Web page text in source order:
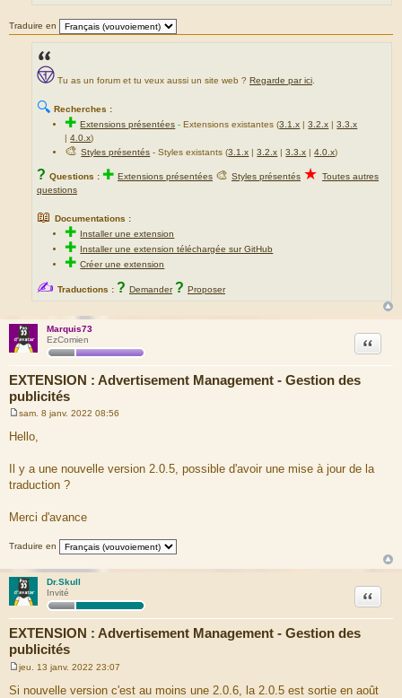
Traduire en
Tu as un forum et tu veux aussi un site web ? Regarde par ici
🔍 Recherches :
✚Extensions présentées -Extensions existantes (3.1.x |3.2.x |3.3.x
|4.0.x)
🎨Styles présentés - Styles existants (3.1.x |3.2.x |3.3.x |4.0.x)
? Questions : ✚ Extensions présentées 🎨 Styles présentés ★ Toutes autres
questions
📖 Documentations :
✚ Installer une extension
✚ Installer une extension téléchargée sur GitHub
✚Créer une extension
✍ Traductions : ? Demander ? Proposer
Marquis73
EzComien
EXTENSION : Advertisement Management - Gestion des
publicités
Citation
e
s
g
e
sam. 8 janv. 2022 08:56
Hello,
Il y a une nouvelle version 2.0.5, possible d'avoir une mise à jour de la
traduction ?
Merci d'avance
Traduire en
Dr.Skull
Invité
EXTENSION : Advertisement Management - Gestion des
publicités
Citation
M
jeu. 13 janv. 2022 23:07
Si nouvelle version c'est au moins une 2.0.6, la 2.0.5 est sortie en août